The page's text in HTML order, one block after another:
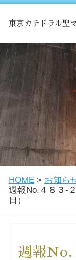
東京カテドラル聖
HOME
ミサ
お知らせ
関口教会について
教会学校・中高
洗礼を希望され
HOME> お知ら
週報No.４８３-
日）
週報No.